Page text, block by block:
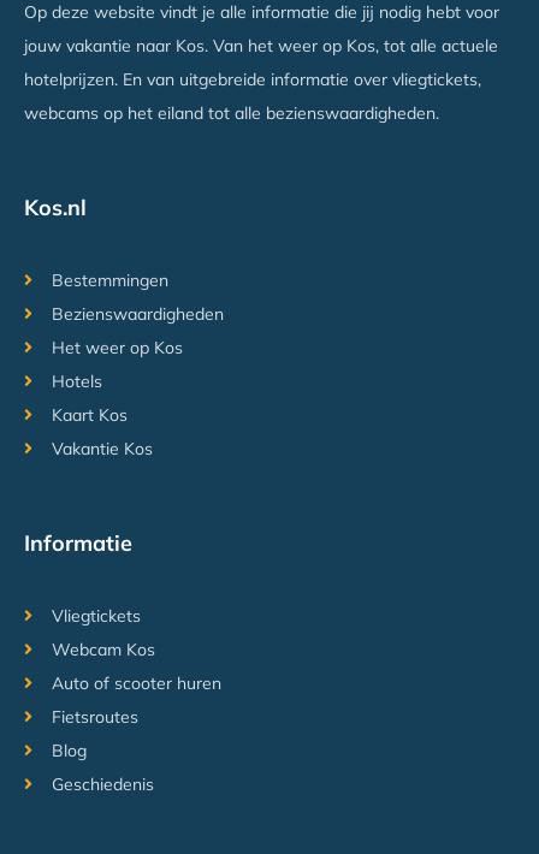
Op deze website vindt je alle informatie die jij nodig hebt voor
jouw vakantie naar Kos. Van het weer op Kos, tot alle actuele
hotelprijzen. En van uitgebreide informatie over vliegtickets,
webcams op het eiland tot alle bezienswaardigheden.
Kos.nl
Bestemmingen
Bezienswaardigheden
Het weer op Kos
Hotels
Kaart Kos
Vakantie Kos
Informatie
Vliegtickets
Webcam Kos
Auto of scooter huren
Fietsroutes
Blog
Geschiedenis